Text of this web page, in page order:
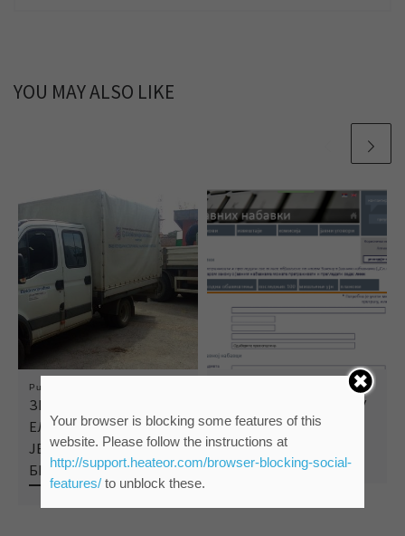
YOU MAY ALSO LIKE
Published
ЗБОГ РАДОВА
ЕЛЕКТРОДИСТРИБУЦИ
ЈЕ ГРАД ВИШЕ САТИ
БЕЗ ВОДЕ
ОДЛУКА НАРУЧИОЦА У
ПОСТУПКУ ЈАВНЕ
НАБАВКЕ ЈН 2/2017
Your browser is blocking some features of this
website. Please follow the instructions at
http://support.heateor.com/browser-blocking-social-
features/to unblock these.